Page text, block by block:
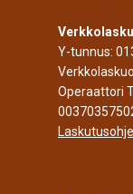
Y-tunnus:
Operaattori